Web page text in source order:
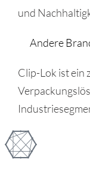
und
Andere
Clip-Lok ist ein